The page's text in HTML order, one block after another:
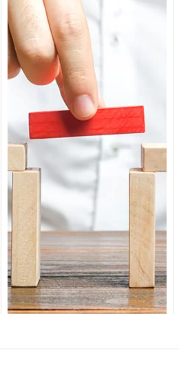
Wil je meer weten over
wie wij zijn? Kijk dan
eens op de pagina van
het bestuur, de Raad
van Advies of de Raad
van Inspiratie.
Over ons